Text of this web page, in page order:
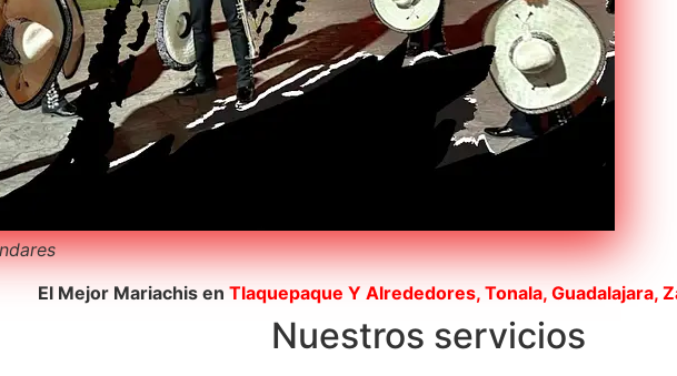
El Mejor Mariachis en Tlaquepaque Y Alrededores, Tonala, Guadalajara,
Nuestros servicios